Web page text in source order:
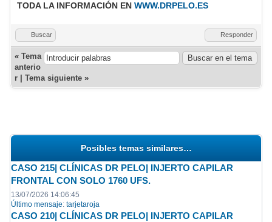
TODA LA INFORMACIÓN ENWWW.DRPELO.ES
Buscar Responder
«Tema
anterio
r |Tema siguiente »
Posibles temas similares…
CASO 215| CLÍNICAS DR PELO| INJERTO CAPILAR
FRONTAL CON SOLO 1760 UFS.
13/07/2026 14:06:45
Último mensaje:tarjetaroja
CASO 210| CLÍNICAS DR PELO| INJERTO CAPILAR